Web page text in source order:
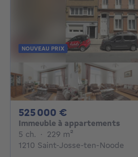
NOUVEAU PRIX
525 000 €
Immeuble à appartements
5 ch. 5 chambres
· 229 m²
1210 Saint-Josse-ten-Noode